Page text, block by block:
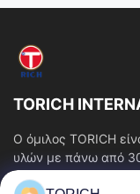
TORICH
Ο όμιλος TORICH
υλών με πάνω από
έρευνα και